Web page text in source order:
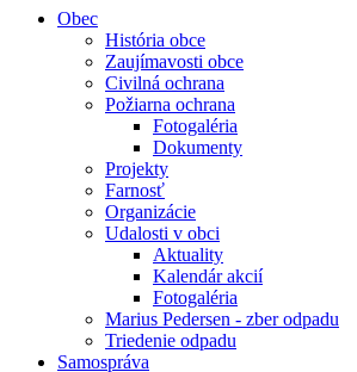
Obec
História obce
Zaujímavosti obce
Civilná ochrana
Požiarna ochrana
Fotogaléria
Dokumenty
Projekty
Farnosť
Organizácie
Udalosti v obci
Aktuality
Kalendár akcií
Fotogaléria
Marius Pedersen - zber odpadu
Triedenie odpadu
Samospráva